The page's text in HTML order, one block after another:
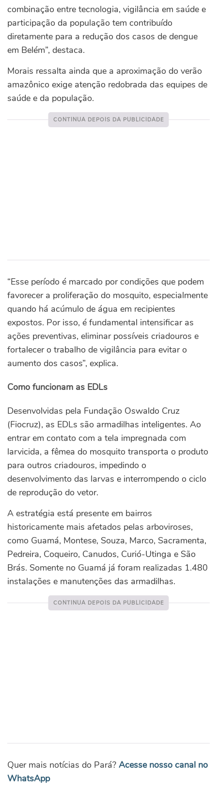
combinação entre tecnologia, vigilância em saúde e
participação da população tem contribuído
diretamente para a redução dos casos de dengue
em Belém”, destaca.
Morais ressalta ainda que a aproximação do verão
amazônico exige atenção redobrada das equipes de
saúde e da população.
“Esse período é marcado por condições que podem
favorecer a proliferação do mosquito, especialmente
quando há acúmulo de água em recipientes
expostos. Por isso, é fundamental intensificar as
ações preventivas, eliminar possíveis criadouros e
fortalecer o trabalho de vigilância para evitar o
aumento dos casos”, explica.
Como funcionam as EDLs
Desenvolvidas pela Fundação Oswaldo Cruz
(Fiocruz), as EDLs são armadilhas inteligentes. Ao
entrar em contato com a tela impregnada com
larvicida, a fêmea do mosquito transporta o produto
para outros criadouros, impedindo o
desenvolvimento das larvas e interrompendo o ciclo
de reprodução do vetor.
A estratégia está presente em bairros
historicamente mais afetados pelas arboviroses,
como Guamá, Montese, Souza, Marco, Sacramenta,
Pedreira, Coqueiro, Canudos, Curió-Utinga e São
Brás. Somente no Guamá já foram realizadas 1.480
instalações e manutenções das armadilhas.
Quer mais notícias do Pará? Acesse nosso canal no
WhatsApp